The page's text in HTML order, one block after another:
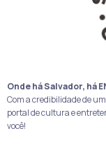
Onde há Salvador, há
Com a credibilidade de
portal de cultura e
você!